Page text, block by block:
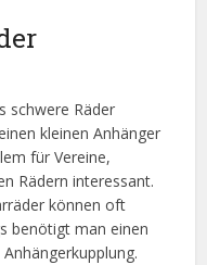
schwere Räder
kleinen Anhänger
für Vereine,
Rädern interessant.
können oft
benötigt man einen